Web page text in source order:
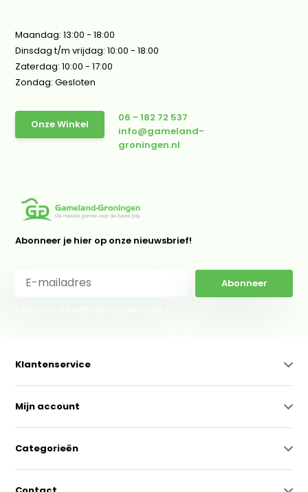
Maandag: 13:00 - 18:00
Dinsdag t/m vrijdag: 10:00 - 18:00
Zaterdag: 10:00 - 17:00
Zondag: Gesloten
Onze Winkel
06 - 182 72 537
info@gameland-
groningen.nl
Abonneer je hier op onze nieuwsbrief!
Abonneer
Klantenservice
Mijn account
Categorieën